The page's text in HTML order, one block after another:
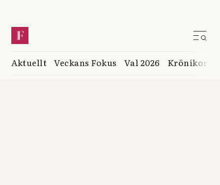
Aktuellt Veckans Fokus Val 2026 Krönikor